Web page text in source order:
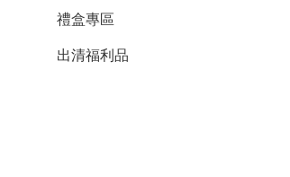
禮盒專區
出清福利品